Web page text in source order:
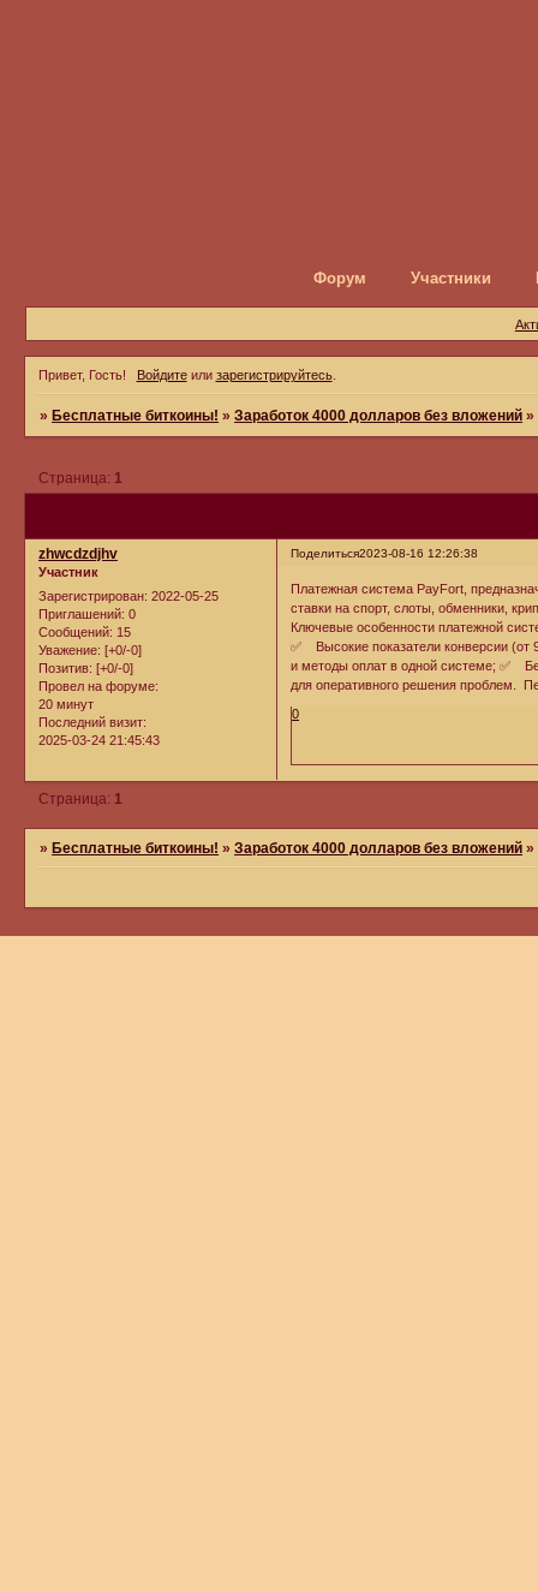
Форум Участники
Привет, Гость! Войдитеили зарегистрируйтесь.
» Бесплатные биткоины! »Заработок 4000 долларов без вложений »
Страница: 1
Поделиться2023-08-16 12:26:38
zhwcdzdjhv
Участник
Зарегистрирован: 2022-05-25
Приглашений: 0
Сообщений: 15
Уважение: [+0/-0]
Позитив: [+0/-0]
Провел на форуме:
20 минут
Последний визит:
2025-03-24 21:45:43
Платежная система PayFort,
ставки на спорт, слоты, обменники,
Ключевые особенности платежной
✅ Высокие показатели конверсии
и методы оплат в одной системе; ✅
для оперативного решения проблем.
0
Страница: 1
» Бесплатные биткоины! »Заработок 4000 долларов без вложений »